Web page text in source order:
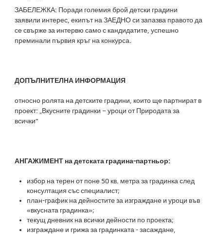
ЗАБЕЛЕЖКА: Поради големия брой детски градини
заявили интерес, екипът на ЗАЕДНО си запазва правото да
се свърже за интервю само с кандидатите, успешно
преминали първия кръг на конкурса.
ДОПЪЛНИТЕЛНА ИНФОРМАЦИЯ
относно ролята на детските градини, които ще партнират в
проект: „Вкусните градинки – уроци от Природата за
всички”
АНГАЖИМЕНТ на детската градина-партньор:
избор на терен от поне 50 кв. метра за градинка след
консултация със специалист;
план-график на дейностите за изграждане и уроци във
«вкусната градинка»;
текущ дневник на всички дейности по проекта;
изграждане и грижа за градинката - засаждане,